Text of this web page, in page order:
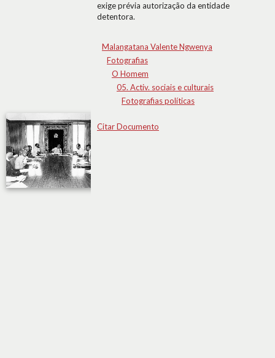
exige prévia autorização da entidade
detentora.
Malangatana Valente Ngwenya
Fotografias
O Homem
05. Activ. sociais e culturais
Fotografias políticas
Citar Documento